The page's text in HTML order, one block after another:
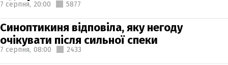
7 серпня, 20:00 5877
Синоптикиня відповіла, яку негоду
очікувати після сильної спеки
7 серпня, 08:00 2433